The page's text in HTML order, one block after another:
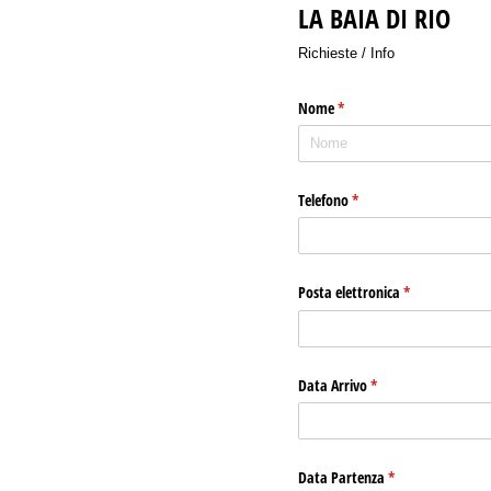
LA BAIA DI RIO
Richieste / Info
Nome*
(richiesto)
Telefono*
(richiesto)
Posta elettronica *
(richiesto)
Data Arrivo*
(richiesto)
Data Partenza *
(richiesto)